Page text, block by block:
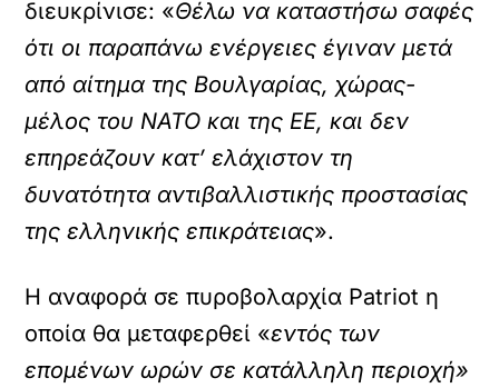
διευκρίνισε: «Θέλω να καταστήσω σαφές
ότι οι παραπάνω ενέργειες έγιναν μετά
από αίτημα της Βουλγαρίας, χώρας-
μέλος του ΝΑΤΟ και της ΕΕ, και δεν
επηρεάζουν κατ’ ελάχιστον τη
δυνατότητα αντιβαλλιστικής προστασίας
της ελληνικής επικράτειας».
Η αναφορά σε πυροβολαρχία Patriot η
οποία θα μεταφερθεί «εντός των
επομένων ωρών σε κατάλληλη περιοχή»